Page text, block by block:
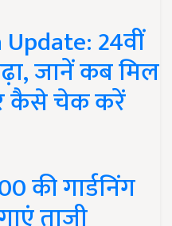
24वीं
जानें कब मिल
कैसे चेक करें
की गार्डनिंग